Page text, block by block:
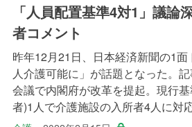
「人員配置基準4対1」議
者コメント
昨年12月21日、日本経済新聞の1
人介護可能に」が話題となった。
会議で内閣府が改革を提起。現行
者)1人で介護施設の入所者4人に対